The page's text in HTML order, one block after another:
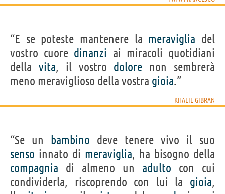
“E se poteste mantenere la meraviglia del
vostro cuore dinanzi ai miracoli quotidiani
della vita, il vostro dolore non sembrerà
meno meraviglioso della vostra gioia.”
KHALIL GIBRAN
“Se un bambino deve tenere vivo il suo
senso innato di meraviglia, ha bisogno della
compagnia di almeno un adulto con cui
condividerla, riscoprendo con lui la gioia,